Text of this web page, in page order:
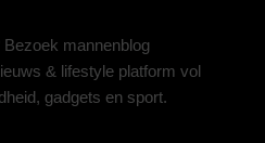
mannenblog
& lifestyle platform vol
gadgets en sport.